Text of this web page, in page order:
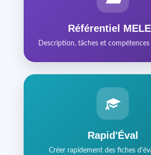
Référentiel
Description, tâches et
Rapid'Éval
Créer rapidement des fiches